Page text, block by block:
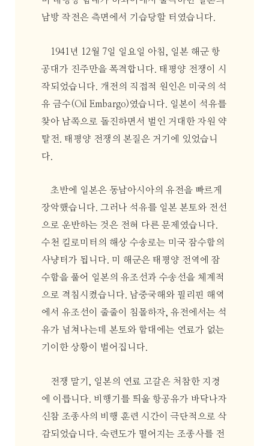
남방 작전은 측면에서 기습당할 터였습니다.
1941년 12월 7일 일요일 아침, 일본 해군 항
공대가 진주만을 폭격합니다. 태평양 전쟁이 시
작되었습니다. 개전의 직접적 원인은 미국의 석
유 금수(Oil Embargo)였습니다. 일본이 석유를
찾아 남쪽으로 돌진하면서 벌인 거대한 자원 약
탈전. 태평양 전쟁의 본질은 거기에 있었습니
다.
초반에 일본은 동남아시아의 유전을 빠르게
장악했습니다. 그러나 석유를 일본 본토와 전선
으로 운반하는 것은 전혀 다른 문제였습니다.
수천 킬로미터의 해상 수송로는 미국 잠수함의
사냥터가 됩니다. 미 해군은 태평양 전역에 잠
수함을 풀어 일본의 유조선과 수송선을 체계적
으로 격침시켰습니다. 남중국해와 필리핀 해역
에서 유조선이 줄줄이 침몰하자, 유전에서는 석
유가 넘쳐나는데 본토와 함대에는 연료가 없는
기이한 상황이 벌어집니다.
전쟁 말기, 일본의 연료 고갈은 처참한 지경
에 이릅니다. 비행기를 띄울 항공유가 바닥나자
신참 조종사의 비행 훈련 시간이 극단적으로 삭
감되었습니다. 숙련도가 떨어지는 조종사를 전